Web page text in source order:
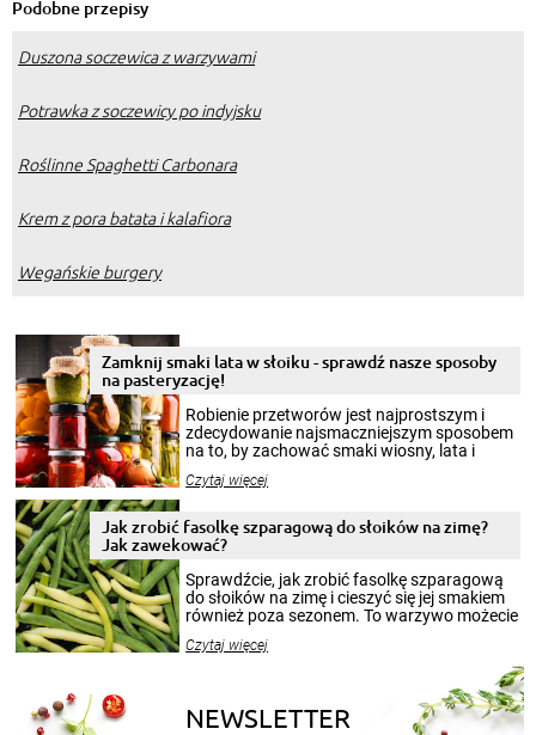
Podobne przepisy
Duszona soczewica z warzywami
Potrawka z soczewicy po indyjsku
Roślinne Spaghetti Carbonara
Krem z pora batata i kalafiora
Wegańskie burgery
Zamknij smaki lata w słoiku - sprawdź nasze sposoby
na pasteryzację!
Robienie przetworów jest najprostszym i
zdecydowanie najsmaczniejszym sposobem
na to, by zachować smaki wiosny, lata i
krajobrazów, by cieszyć nimi oko w sezonie
pełni poczuć atmosferę cieplejszych
miesięcy. Przygotowanie słoików ze
patenty, które pozwolą zachować świeżość
przetworów.
Czytaj więcej
Jak zrobić fasolkę szparagową do słoików na zimę?
Jak zawekować?
Sprawdźcie, jak zrobić fasolkę szparagową
do słoików na zimę i cieszyć się jej smakiem
również poza sezonem. To warzywo możecie
nasze propozycje!
Czytaj więcej
NEWSLETTER